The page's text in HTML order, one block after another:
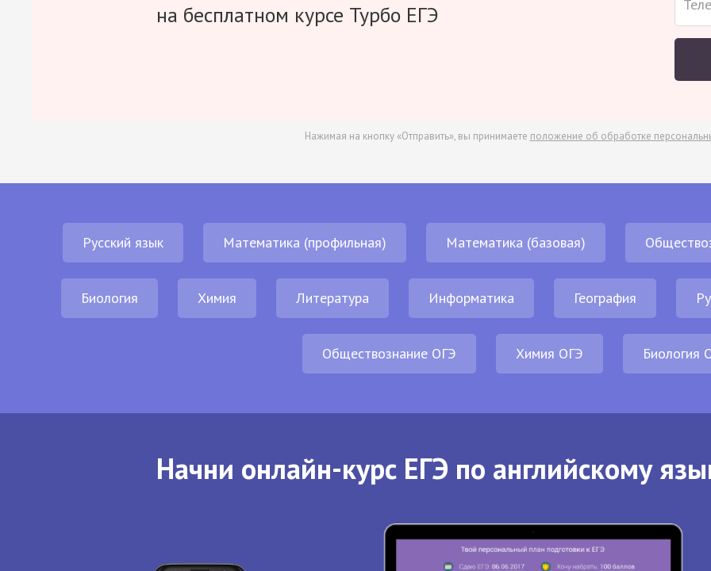
на бесплатном курсе Турбо ЕГЭ
Нажимая на кнопку «Отправить», вы принимаете положение об обработке
Русский язык Математика (профильная) Математика (базовая)
Биология Химия Литература Информатика География
Обществознание ОГЭ Химия ОГЭ Биология
Начни онлайн-курс ЕГЭ по английскому